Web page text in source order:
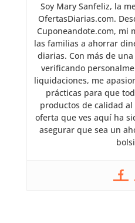
Soy Mary Sanfeliz, la
OfertasDiarias.com.
Cuponeandote.com, mi
las familias a ahorrar
diarias. Con más de
verificando
liquidaciones, me
prácticas para que
productos de calidad
oferta que ves aquí ha
asegurar que sea un